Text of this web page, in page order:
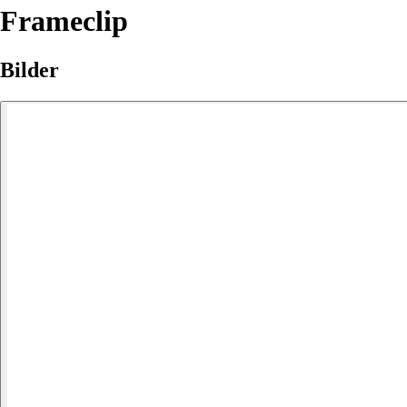
Frameclip
Bilder